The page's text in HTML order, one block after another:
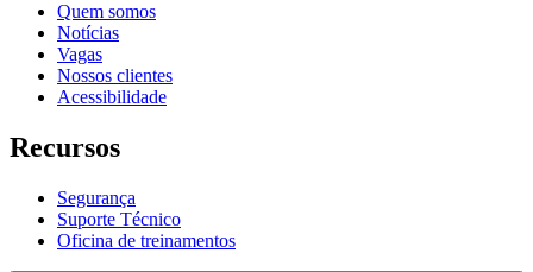
Quem somos
Notícias
Vagas
Nossos clientes
Acessibilidade
Recursos
Segurança
Suporte Técnico
Oficina de treinamentos